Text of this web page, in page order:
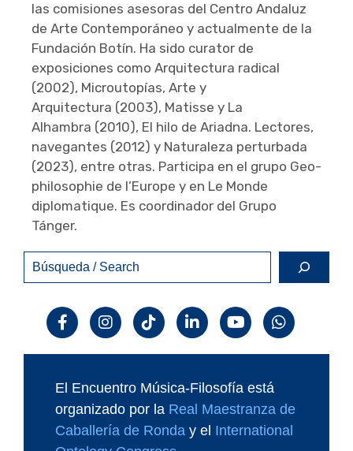
las comisiones asesoras del Centro Andaluz
de Arte Contemporáneo y actualmente de la
Fundación Botín. Ha sido curator de
exposiciones como Arquitectura radical
(2002), Microutopías, Arte y
Arquitectura (2003), Matisse y La
Alhambra (2010), El hilo de Ariadna. Lectores,
navegantes (2012) y Naturaleza perturbada
(2023), entre otras. Participa en el grupo Geo-
philosophie de l’Europe y en Le Monde
diplomatique. Es coordinador del Grupo
Tánger.
Buscar
El Encuentro Música-Filosofía está
organizado por la Real Maestranza de
Caballería de Ronda y el International